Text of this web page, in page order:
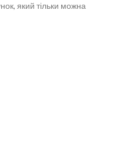
який тільки можна